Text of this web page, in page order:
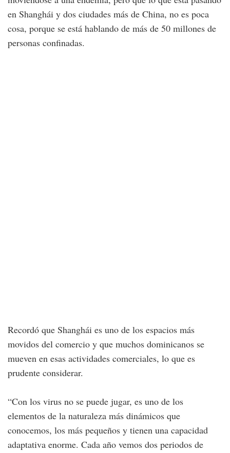
en Shanghái y dos ciudades más de China, no es poca
cosa, porque se está hablando de más de 50 millones de
personas confinadas.
Recordó que Shanghái es uno de los espacios más
movidos del comercio y que muchos dominicanos se
mueven en esas actividades comerciales, lo que es
prudente considerar.
“Con los virus no se puede jugar, es uno de los
elementos de la naturaleza más dinámicos que
conocemos, los más pequeños y tienen una capacidad
adaptativa enorme. Cada año vemos dos periodos de